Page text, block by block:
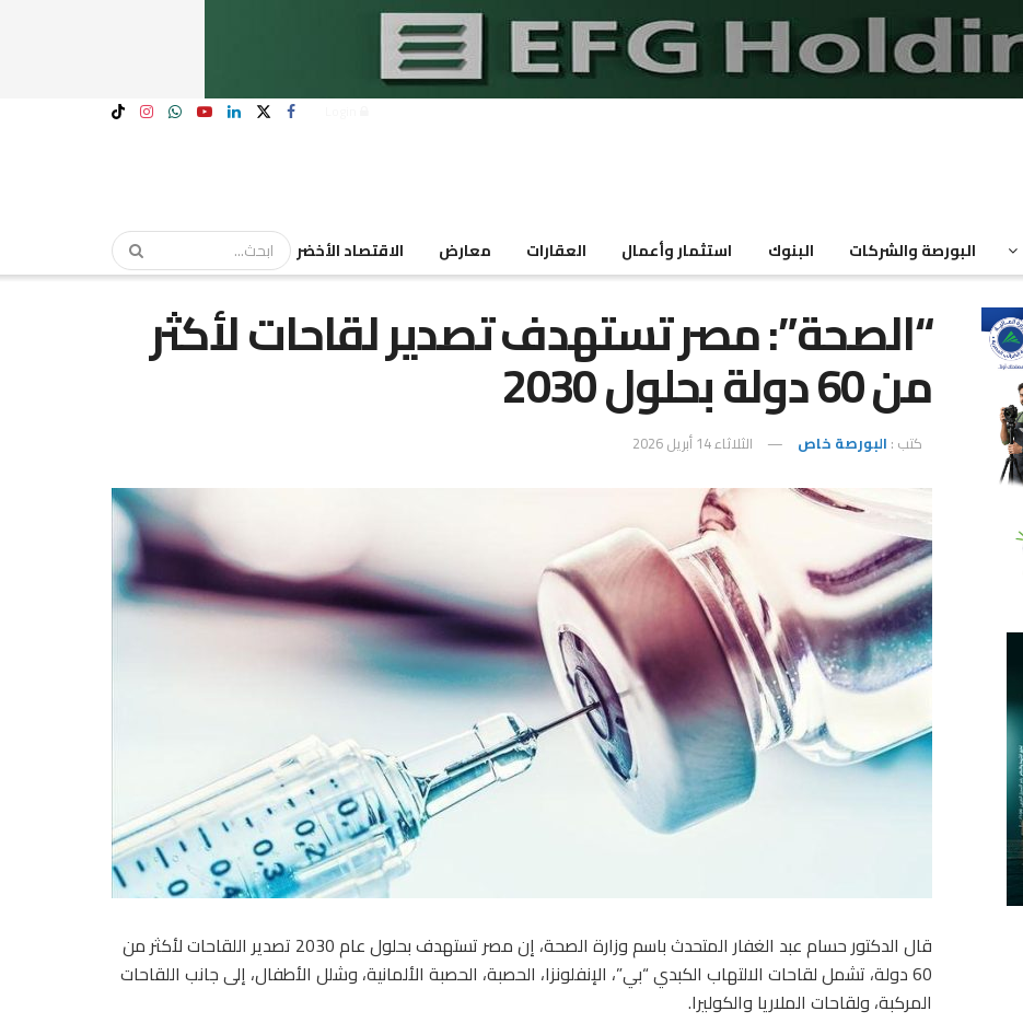
البورصة والشركات البنوك استثمار وأعمال العقارات معارض الاقتصاد الأخضر
“الصحة”: مصر تستهدف تصدير لقاحات لأكثر
من 60 دولة بحلول 2030
كتب : البورصة خاص الثلاثاء 14 أبريل 2026
قال الدكتور حسام عبد الغفار المتحدث باسم وزارة الصحة، إن مصر تستهدف بحلول عام 2030 تصدير اللقاحات لأكثر من
60 دولة، تشمل لقاحات الالتهاب الكبدي “بي”، الإنفلونزا، الحصبة، الحصبة الألمانية، وشلل الأطفال، إلى جانب اللقاحات
المركبة، ولقاحات الملاريا والكوليرا.